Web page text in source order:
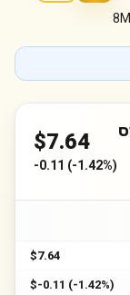
8M
$7.64
-0.11 (-1.42%)
$7.64
$-0.11 (-1.42%)